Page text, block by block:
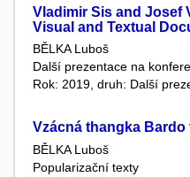
Vladimir Sis and Josef
Visual and Textual
BĚLKA Luboš
Další prezentace na
Rok: 2019, druh: Další
Vzácná thangka
BĚLKA Luboš
Popularizační texty